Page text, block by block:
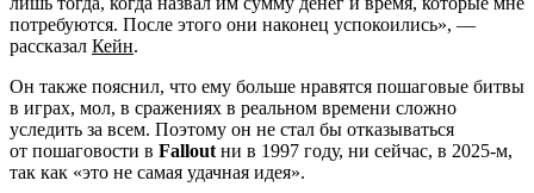
потребуются. После этого они наконец успокоились», —
рассказал Кейн.
Он также пояснил, что ему больше нравятся пошаговые битвы
в играх, мол, в сражениях в реальном времени сложно
уследить за всем. Поэтому он не стал бы отказываться
от пошаговости в Fallout ни в 1997 году, ни сейчас, в 2025-м,
так как «это не самая удачная идея».